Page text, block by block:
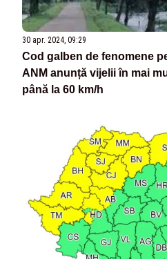
30 apr. 2024, 09:29
Cod galben de fenomene
ANM anunță vijelii în mai
până la 60 km/h